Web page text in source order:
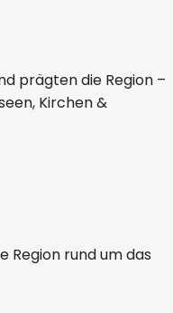
prägten die Region –
Kirchen &
Region rund um das